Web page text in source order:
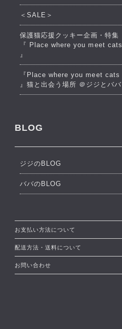
＜SALE＞
保護猫応援クッキー企画・特集
『 Place where you meet cats
』
『Place where you meet cats
』猫と出会う場所 ＠ジジとババ
BLOG
ジジのBLOG
ババのBLOG
お支払い方法について
配送方法・送料について
お問い合わせ